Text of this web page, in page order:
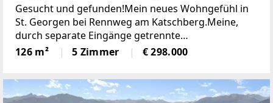
Gesucht und gefunden!Mein neues Wohngefühl in
St. Georgen bei Rennweg am Katschberg.Meine,
durch separate Eingänge getrennte
Doppelhaushälfte mit Garage und großem Carport
in St. Georgen bei Rennweg am Katschberg wurde
126 m² 5 Zimmer € 298.000